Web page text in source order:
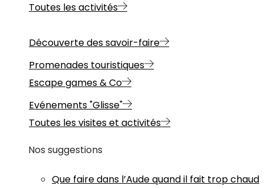
Toutes les activités
Découverte des savoir-faire
Promenades touristiques
Escape games & Co
Evénements "Glisse"
Toutes les visites et activités
Nos suggestions
Que faire dans l’Aude quand il fait trop chaud